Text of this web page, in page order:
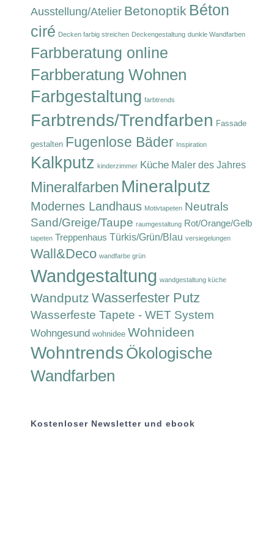
Ausstellung/Atelier Betonoptik Béton
ciré Decken farbig streichen Deckengestaltung dunkle Wandfarben
Farbberatung online
Farbberatung Wohnen
Farbgestaltung farbtrends
Farbtrends/Trendfarben Fassade
gestalten Fugenlose Bäder Inspiration
Kalkputz kinderzimmer Küche Maler des Jahres
Mineralfarben Mineralputz
Modernes Landhaus Motivtapeten Neutrals
Sand/Greige/Taupe raumgestaltung Rot/Orange/Gelb
tapeten Treppenhaus Türkis/Grün/Blau versiegelungen
Wall&Deco wandfarbe grün
Wandgestaltung wandgestaltung küche
Wandputz Wasserfester Putz
Wasserfeste Tapete - WET System
Wohngesund wohnidee Wohnideen
Wohntrends Ökologische
Wandfarben
Kostenloser Newsletter und ebook